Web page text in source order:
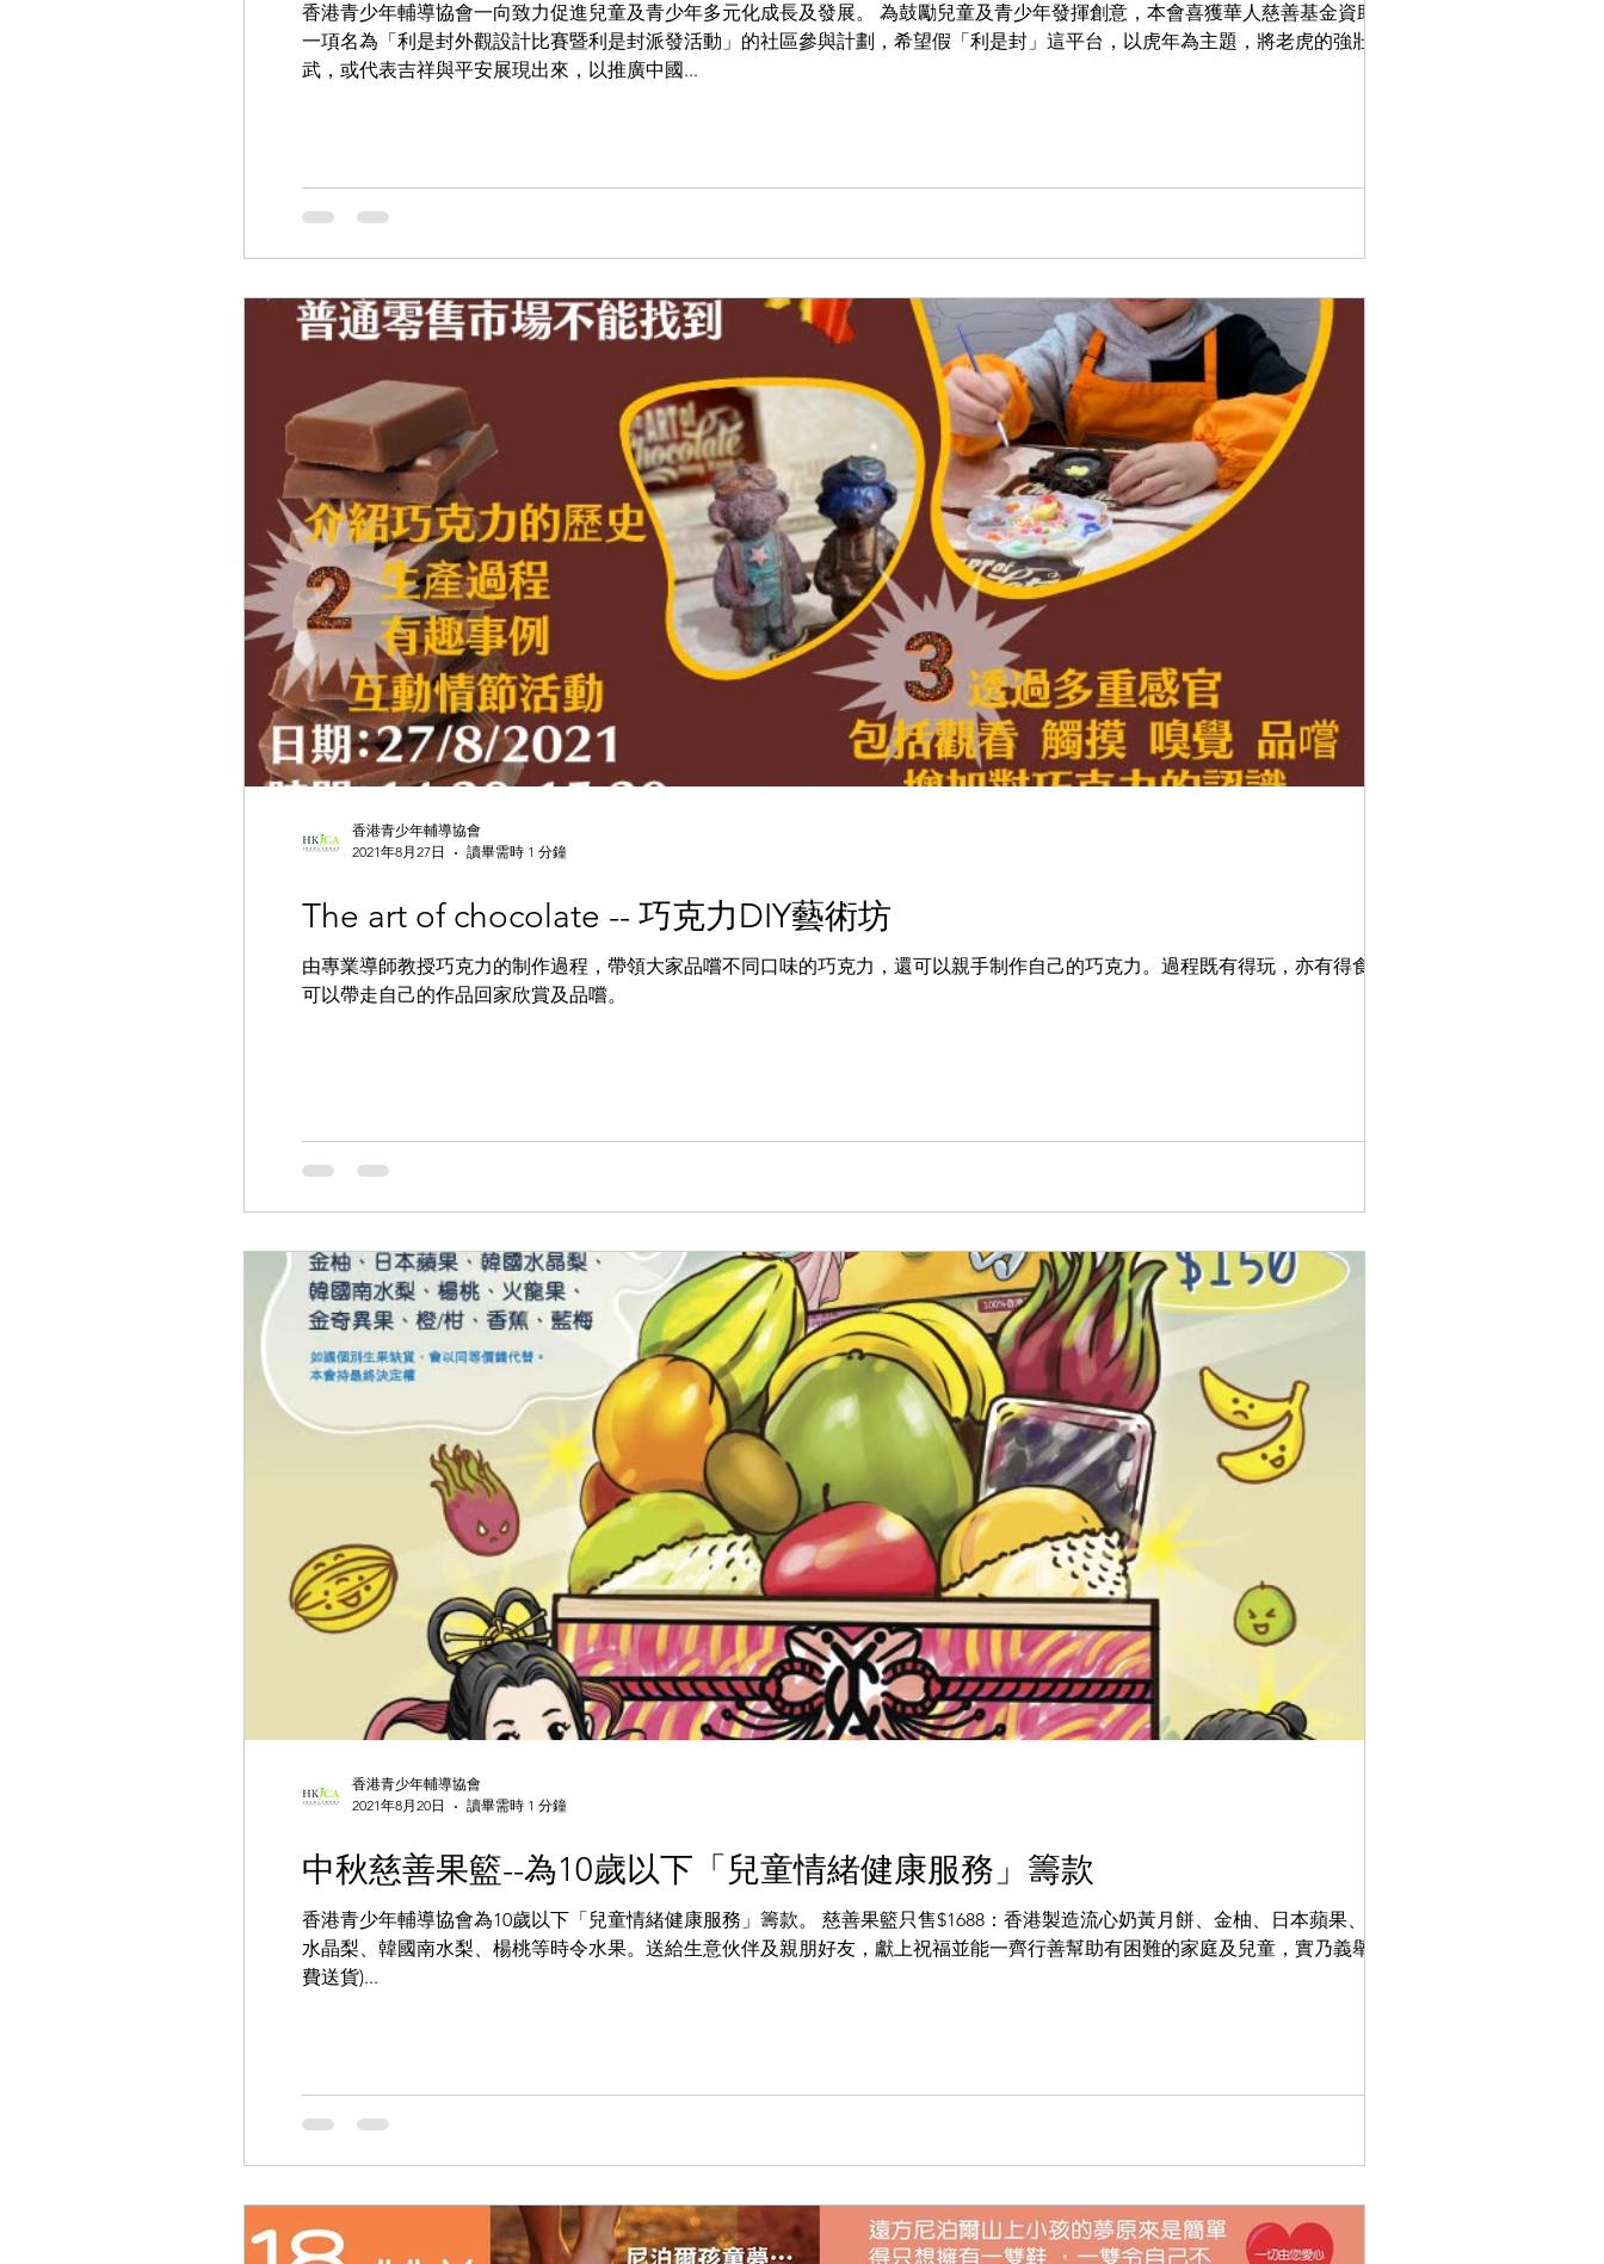
香港青少年輔導協會一向致力促進兒童及青少年多元化成長及發展。 為鼓勵兒童及青少年發揮創意，本會喜獲華人慈善基金資助推行
一項名為「利是封外觀設計比賽暨利是封派發活動」的社區參與計劃，希望假「利是封」這平台，以虎年為主題，將老虎的強壯、威
武，或代表吉祥與平安展現出來，以推廣中國...
The art of chocolate -- 巧克力DIY藝術坊
由專業導師教授巧克力的制作過程，帶領大家品嚐不同口味的巧克力，還可以親手制作自己的巧克力。過程既有得玩，亦有得食，還
可以帶走自己的作品回家欣賞及品嚐。
香港青少年輔導協會
2021年8月27日
讀畢需時 1 分鐘
中秋慈善果籃--為10歲以下「兒童情緒健康服務」籌款
香港青少年輔導協會為10歲以下「兒童情緒健康服務」籌款。 慈善果籃只售$1688：香港製造流心奶黃月餅、金柚、日本蘋果、韓國
水晶梨、韓國南水梨、楊桃等時令水果。送給生意伙伴及親朋好友，獻上祝福並能一齊行善幫助有困難的家庭及兒童，實乃義舉。(免
費送貨)...
香港青少年輔導協會
2021年8月20日
讀畢需時 1 分鐘